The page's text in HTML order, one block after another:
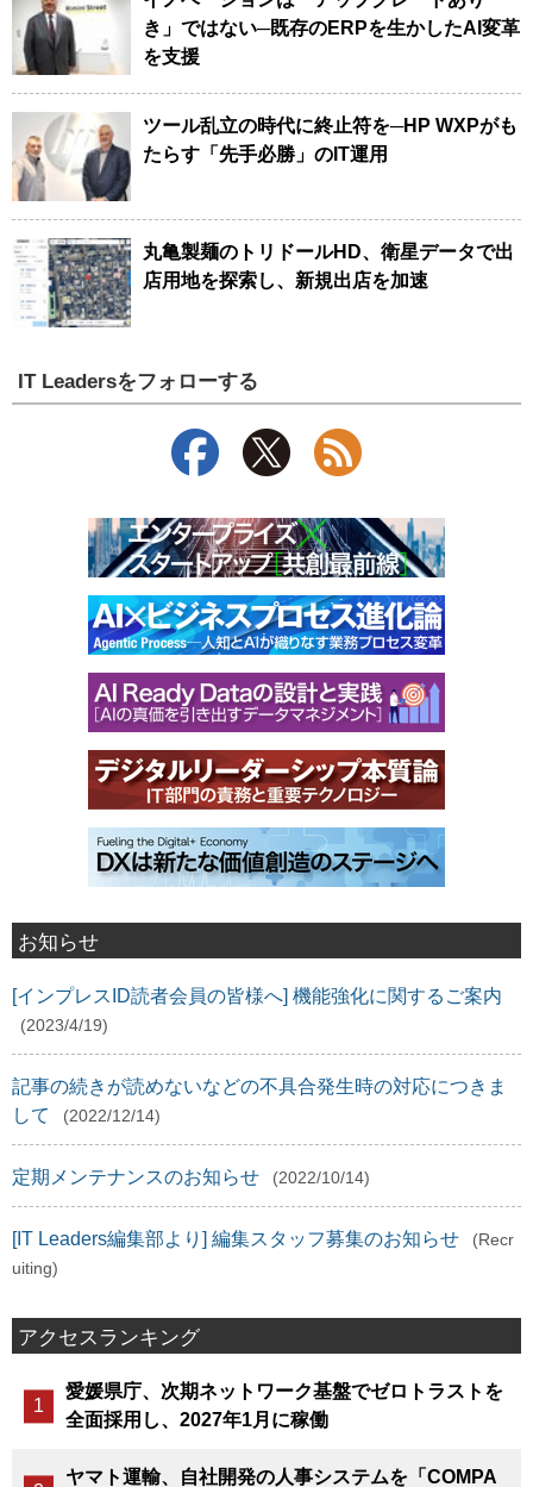
き」ではない─既存のERPを生かしたAI変革
を支援
ツール乱立の時代に終止符を─HP WXPがも
たらす「先手必勝」のIT運用
丸亀製麺のトリドールHD、衛星データで出
店用地を探索し、新規出店を加速
IT Leadersをフォローする
お知らせ
[インプレスID読者会員の皆様へ] 機能強化に関するご案内
(2023/4/19)
記事の続きが読めないなどの不具合発生時の対応につきま
して
(2022/12/14)
定期メンテナンスのお知らせ (2022/10/14)
[IT Leaders編集部より] 編集スタッフ募集のお知らせ
(Recr
uiting)
アクセスランキング
愛媛県庁、次期ネットワーク基盤でゼロトラストを
全面採用し、2027年1月に稼働
ヤマト運輸、自社開発の人事システムを「COMPA